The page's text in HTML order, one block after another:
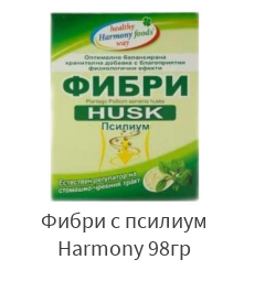
Фибри с псилиум
Harmony 98гр